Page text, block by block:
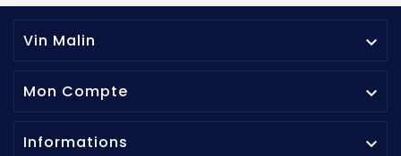
Vin Malin 
Mon Compte 
Informations 